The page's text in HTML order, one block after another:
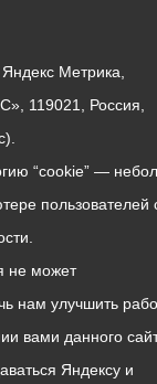
Метрика,
119021, Россия,
“cookie” —
пользователей
не может
нам улучшить
вами данного
Яндексу и